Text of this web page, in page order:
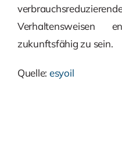
Verhaltensweisen
zukunftsfähig zu sein.
Quelle: esyoil